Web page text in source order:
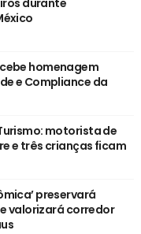
durante
homenagem
e Compliance da
motorista de
e três crianças ficam
preservará
valorizará corredor